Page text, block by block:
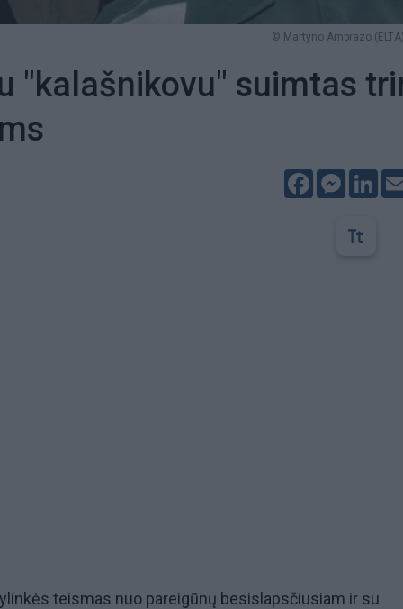
© Martyno Ambrazo
"kalašnikovu" suimtas
Facebook
teismas nuo pareigūnų besislapsčiusiam ir su